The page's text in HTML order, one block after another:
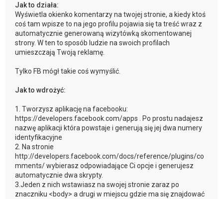
Jak to działa:
Wyświetla okienko komentarzy na twojej stronie, a kiedy ktoś
coś tam wpisze to na jego profilu pojawia się ta treść wraz z
automatycznie generowaną wizytówką skomentowanej
strony. W ten to sposób ludzie na swoich profilach
umieszczają Twoją reklamę.
Tylko FB mógł takie coś wymyślić.
Jak to wdrożyć:
1. Tworzysz aplikację na facebooku:
https://developers.facebook.com/apps . Po prostu nadajesz
nazwę aplikacji która powstaje i generują się jej dwa numery
identyfikacyjne
2. Na stronie
http://developers.facebook.com/docs/reference/plugins/co
mments/ wybierasz odpowiadające Ci opcje i generujesz
automatycznie dwa skrypty.
3.Jeden z nich wstawiasz na swojej stronie zaraz po
znaczniku <body> a drugi w miejscu gdzie ma się znajdować